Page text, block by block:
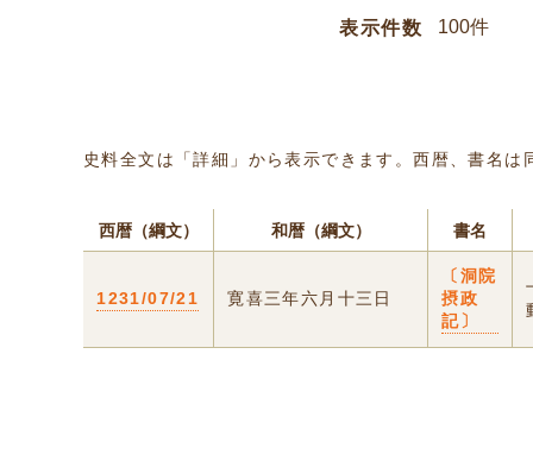
表示件数
史料全文は「詳細」から表示できます。西暦、書名
西暦（綱文） 和暦（綱文） 書名
1231/07/21 寛喜三年六月十三日
〔洞院
摂政
記〕